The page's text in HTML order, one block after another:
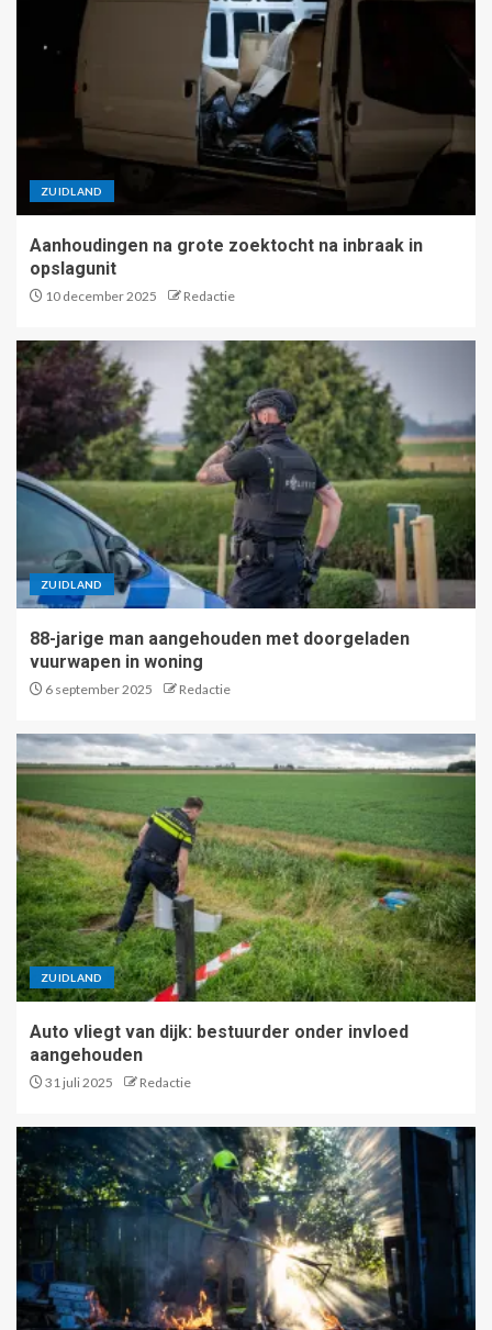
ZUIDLAND
Aanhoudingen na grote zoektocht na inbraak in
opslagunit
10 december 2025 Redactie
ZUIDLAND
88-jarige man aangehouden met doorgeladen
vuurwapen in woning
6 september 2025 Redactie
ZUIDLAND
Auto vliegt van dijk: bestuurder onder invloed
aangehouden
31 juli 2025 Redactie